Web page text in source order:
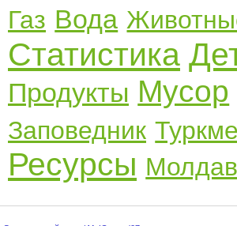
Газ Вода
Статистика
Продукты Мусор
Заповедник
Ресурсы